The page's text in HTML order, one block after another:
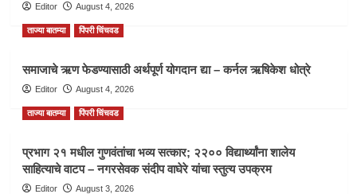
Editor August 4, 2026
ताज्या बातम्या पिंपरी चिंचवड
समाजाचे ऋण फेडण्यासाठी अर्थपूर्ण योगदान द्या – कर्नल ऋषिकेश धोत्रे
Editor August 4, 2026
ताज्या बातम्या पिंपरी चिंचवड
प्रभाग २१ मधील गुणवंतांचा भव्य सत्कार; २२०० विद्यार्थ्यांना शालेय
साहित्याचे वाटप – नगरसेवक संदीप वाघेरे यांचा स्तुत्य उपक्रम
Editor August 3, 2026